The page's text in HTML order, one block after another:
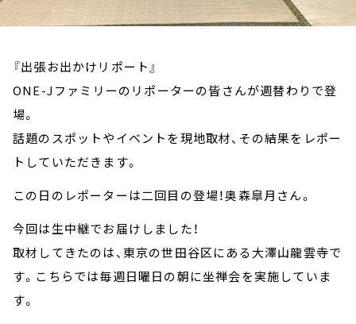
『出張お出かけリポート』
ONE-Jファミリーのリポーターの皆さんが週替わりで登
場。
話題のスポットやイベントを現地取材、その結果をレポー
トしていただきます。
この日のレポーターは二回目の登場！奥森皐月さん。
今回は生中継でお届けしました！
取材してきたのは、東京の世田谷区にある大澤山龍雲寺で
す。こちらでは毎週日曜日の朝に坐禅会を実施していま
す。